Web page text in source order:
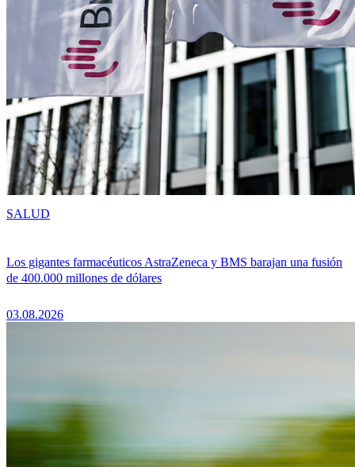
Los gigantes farmacéuticos AstraZeneca y BMS barajan una fusión
de 400.000 millones de dólares
03.08.2026
SALUD